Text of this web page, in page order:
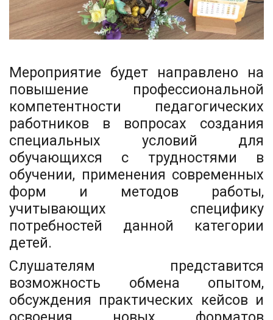
Мероприятие будет направлено на
повышение профессиональной
компетентности педагогических
работников в вопросах создания
специальных условий для
обучающихся с трудностями в
обучении, применения современных
форм и методов работы,
учитывающих специфику
потребностей данной категории
детей.
Слушателям представится
возможность обмена опытом,
обсуждения практических кейсов и